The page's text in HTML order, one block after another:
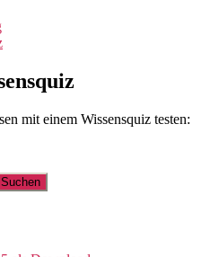
mit einem Wissensquiz testen: